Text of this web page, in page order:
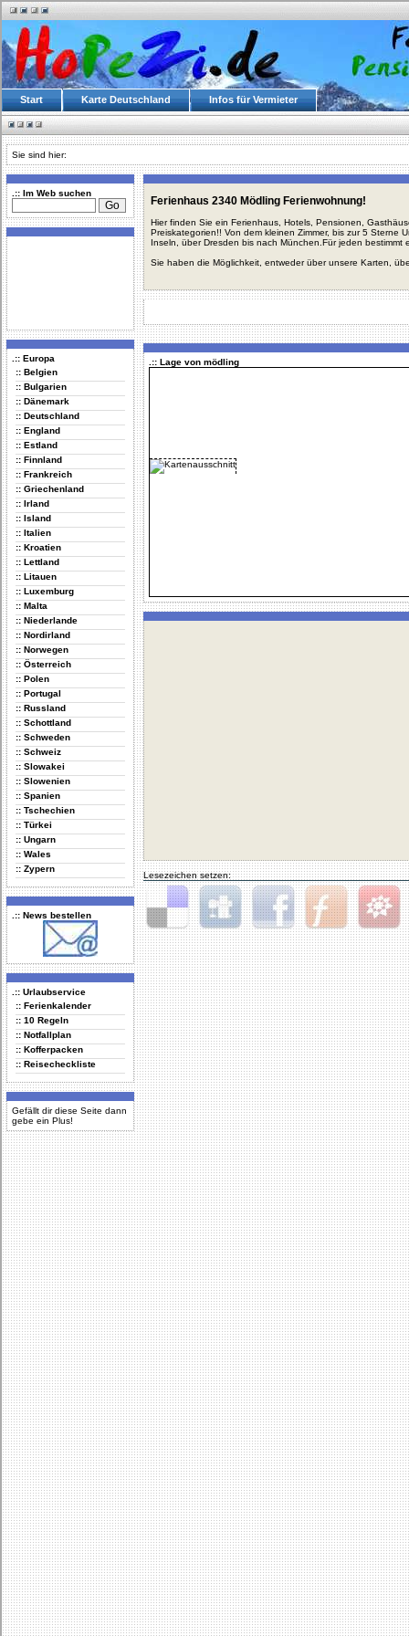
Start Karte Deutschland Infos für Vermieter
Sie sind hier:
.:: Im Web suchen
.:: Europa
:: Belgien
:: Bulgarien
:: Dänemark
:: Deutschland
:: England
:: Estland
:: Finnland
:: Frankreich
:: Griechenland
:: Irland
:: Island
:: Italien
:: Kroatien
:: Lettland
:: Litauen
:: Luxemburg
:: Malta
:: Niederlande
:: Nordirland
:: Norwegen
:: Österreich
:: Polen
:: Portugal
:: Russland
:: Schottland
:: Schweden
:: Schweiz
:: Slowakei
:: Slowenien
:: Spanien
:: Tschechien
:: Türkei
:: Ungarn
:: Wales
:: Zypern
.:: News bestellen
.:: Urlaubservice
:: Ferienkalender
:: 10 Regeln
:: Notfallplan
:: Kofferpacken
:: Reisecheckliste
Gefällt dir diese Seite dann
gebe ein Plus!
Ferienhaus 2340 Mödling Ferienwohnung!
Hier finden Sie ein Ferienhaus, Hotels, Pensionen,
Preiskategorien!! Von dem kleinen Zimmer, bis zur 5 Sterne
Inseln, über Dresden bis nach München.Für jeden bestimmt
Sie haben die Möglichkeit, entweder über unsere Karten,
.:: Lage von mödling
Lesezeichen setzen:
Delicious Digg Facebook Furl StudiVZ